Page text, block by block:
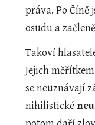
práva. Po Číně
osudu a
Takoví
Jejich
se neuznávají
nihilistické